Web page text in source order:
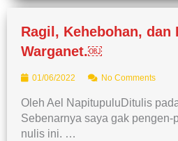
Ragil, Kehebohan, dan
Warganet.￼
01/06/2022 No Comments
Oleh Ael NapitupuluDitulis
Sebenarnya saya gak pengen-
nulis ini. …